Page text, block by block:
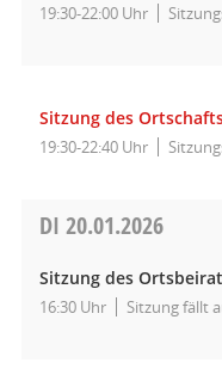
19:30-22:00 Uhr
Sitzung des
19:30-22:40 Uhr
DI 20.01.2026
Sitzung des
16:30 Uhr Sitzung fällt